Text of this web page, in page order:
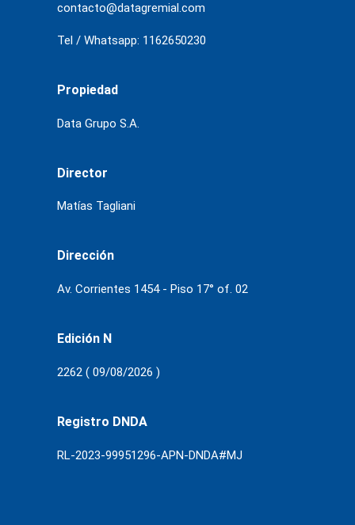
contacto@datagremial.com
Tel / Whatsapp: 1162650230
Propiedad
Data Grupo S.A.
Director
Matías Tagliani
Dirección
Av. Corrientes 1454 - Piso 17° of. 02
Edición N
2262 ( 09/08/2026 )
Registro DNDA
RL-2023-99951296-APN-DNDA#MJ